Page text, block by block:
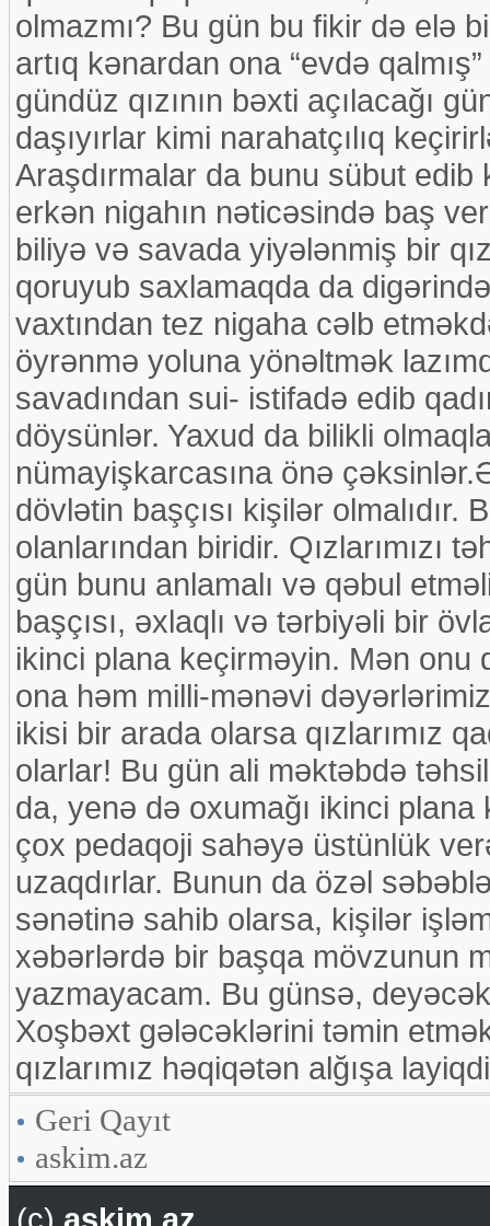
olmazmı? Bu gün bu fikir də elə
artıq kənardan ona “evdə
gündüz qızının bəxti açılacağı
daşıyırlar kimi narahatçılıq
Araşdırmalar da bunu sübut
erkən nigahın nəticəsində baş
biliyə və savada yiyələnmiş bir
qoruyub saxlamaqda da
vaxtından tez nigaha cəlb
öyrənmə yoluna yönəltmək
savadından sui- istifadə edib
döysünlər. Yaxud da bilikli
nümayişkarcasına önə
dövlətin başçısı kişilər
olanlarından biridir. Qızlarımızı
gün bunu anlamalı və qəbul
başçısı, əxlaqlı və tərbiyəli bir
ikinci plana keçirməyin. Mən onu
ona həm milli-mənəvi
ikisi bir arada olarsa qızlarımız
olarlar! Bu gün ali məktəbdə
da, yenə də oxumağı ikinci
çox pedaqoji sahəyə üstünlük
uzaqdırlar. Bunun da özəl
sənətinə sahib olarsa, kişilər
xəbərlərdə bir başqa mövzunun
yazmayacam. Bu günsə,
Xoşbəxt gələcəklərini təmin
qızlarımız həqiqətən alğışa
Geri Qayıt
askim.az